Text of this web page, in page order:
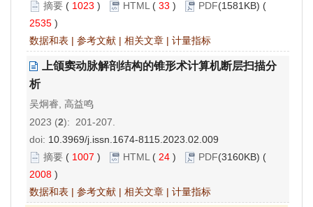
摘要 ( 1023 ) HTML ( 33 ) PDF(1581KB) (
2535 )
数据和表 | 参考文献 | 相关文章 | 计量指标
上颌窦动脉解剖结构的锥形术计算机断层扫描分
析
吴炯睿, 高益鸣
2023 (2): 201-207.
doi: 10.3969/j.issn.1674-8115.2023.02.009
摘要 ( 1007 ) HTML ( 24 ) PDF(3160KB) (
2008 )
数据和表 | 参考文献 | 相关文章 | 计量指标